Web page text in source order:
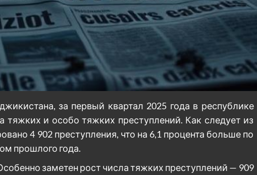
за первый квартал 2025 года в республике
тяжких и особо тяжких преступлений. Как следует из
4 902 преступления, что на 6,1 процента больше по
прошлого года.
заметен рост числа тяжких преступлений — 909